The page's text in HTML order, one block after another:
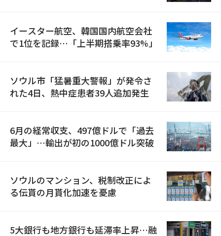
イースター航空、韓国国内航空会社
で1位を記録…「上半期搭乗率93%」
ソウル市「猛暑重大警報」が発令さ
れた4日、熱中症患者39人追加発生
6月の経常収支、497億ドルで「過去
最大」…輸出が初の1000億ドル突破
ソウルのマンション、税制改正によ
る伝貰の月貰化加速を憂慮
5大銀行も地方銀行も延滞率上昇…融